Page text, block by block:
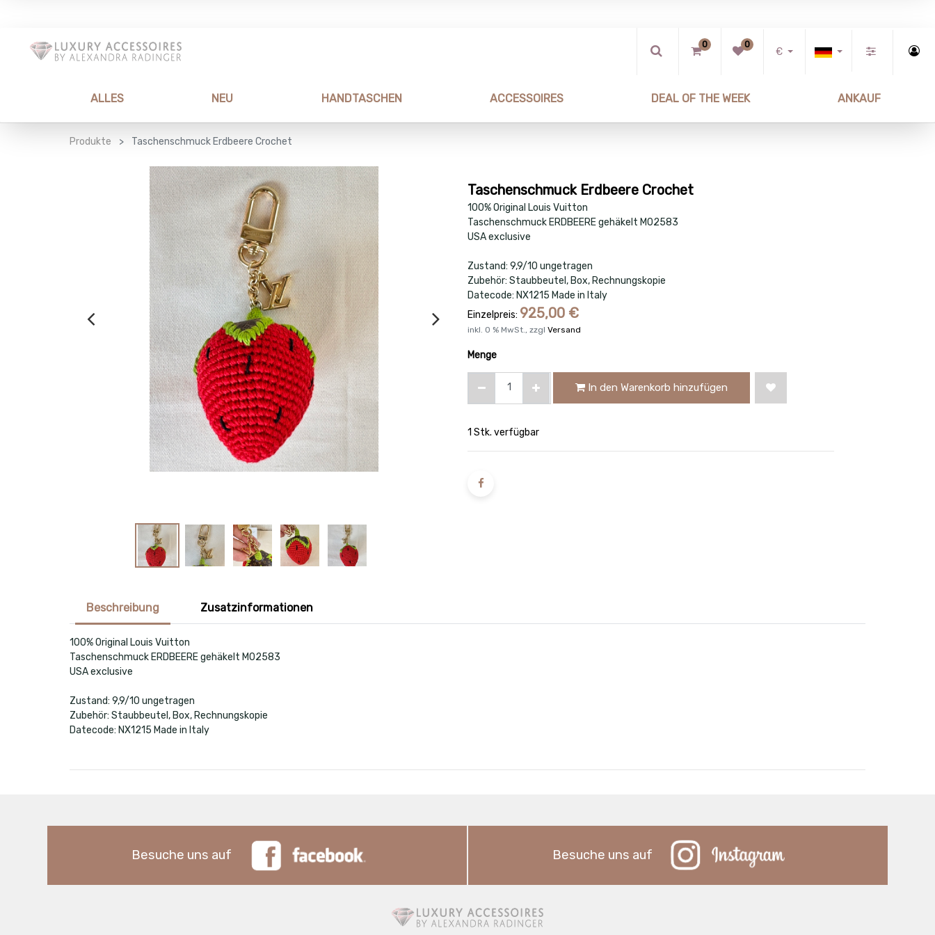
0 0
€
ALLES NEU HANDTASCHEN ACCESSOIRES DEAL OF THE WEEK ANKAUF
Produkte Taschenschmuck Erdbeere Crochet
Taschenschmuck Erdbeere Crochet
100% Original Louis Vuitton
Taschenschmuck ERDBEERE gehäkelt M02583
USA exclusive
Zustand: 9,9/10 ungetragen
Zubehör: Staubbeutel, Box, Rechnungskopie
Datecode: NX1215 Made in Italy
Einzelpreis: 925,00 €
inkl. 0 % MwSt., zzgl Versand
Menge
In den Warenkorb hinzufügen
1 Stk. verfügbar
Beschreibung Zusatzinformationen
100% Original Louis Vuitton
Taschenschmuck ERDBEERE gehäkelt M02583
USA exclusive
Zustand: 9,9/10 ungetragen
Zubehör: Staubbeutel, Box, Rechnungskopie
Datecode: NX1215 Made in Italy
Besuche uns auf Besuche uns auf